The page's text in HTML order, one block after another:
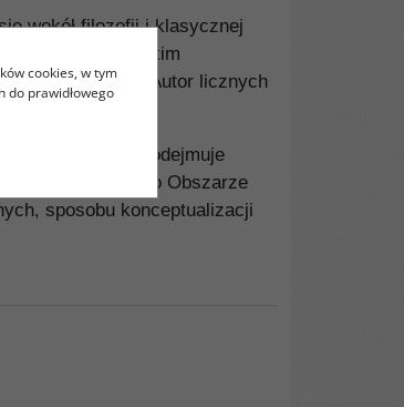
wokół filozofii i klasycznej
na Katolickim
uniwersytecie. Autor licznych
pracach podejmuje
o języku, o Obszarze
sposobu konceptualizacji
cookies, w tym
do prawidłowego